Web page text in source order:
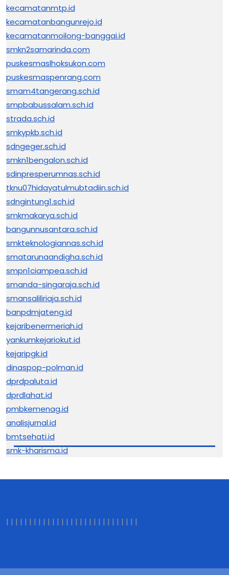
kecamatanmtp.id
kecamatanbangunrejo.id
kecamatanmoilong-banggai.id
smkn2samarinda.com
puskesmaslhoksukon.com
puskesmaspenrang.com
smam4tangerang.sch.id
smpbabussalam.sch.id
strada.sch.id
smkypkb.sch.id
sdngeger.sch.id
smkn1bengalon.sch.id
sdinpresperumnas.sch.id
tknu07hidayatulmubtadiin.sch.id
sdngintung1.sch.id
smkmakarya.sch.id
bangunnusantara.sch.id
smkteknologiannas.sch.id
smatarunaandigha.sch.id
smpn1ciampea.sch.id
smanda-singaraja.sch.id
smansaliliriaja.sch.id
banpdmjateng.id
kejaribenermeriah.id
yankumkejariokut.id
kejaripgk.id
dinaspop-polman.id
dprdpaluta.id
dprdlahat.id
pmbkemenag.id
analisjurnal.id
bmtsehati.id
smk-kharisma.id
| | | | | | | | | | | | | | | | | | | | | | | | | | | | |